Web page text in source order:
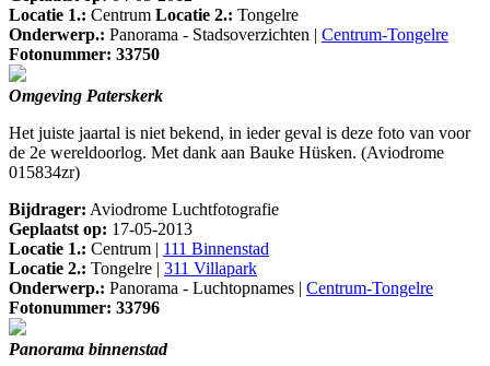
Locatie 1.: Centrum Locatie 2.: Tongelre
Onderwerp.: Panorama - Stadsoverzichten | Centrum-Tongelre
Fotonummer: 33750
Omgeving Paterskerk
Het juiste jaartal is niet bekend, in ieder geval is deze foto van voor
de 2e wereldoorlog. Met dank aan Bauke Hüsken. (Aviodrome
015834zr)
Bijdrager: Aviodrome Luchtfotografie
Geplaatst op: 17-05-2013
Locatie 1.: Centrum | 111 Binnenstad
Locatie 2.: Tongelre | 311 Villapark
Onderwerp.: Panorama - Luchtopnames | Centrum-Tongelre
Fotonummer: 33796
Panorama binnenstad